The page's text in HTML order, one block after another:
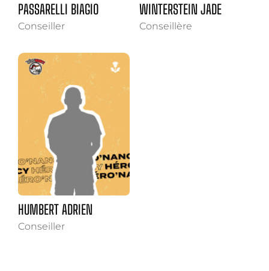
PASSARELLI BIAGIO
Conseiller
WINTERSTEIN JADE
Conseillère
HUMBERT ADRIEN
Conseiller